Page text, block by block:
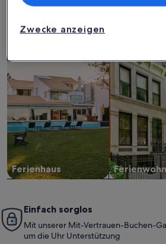
Finde Unterkünfte ganz
Geschmack
Ferienhaus
Einfach sorglos
Mit unserer Mit-Vertrauen-Buchen-
um die Uhr Unterstützung
Zwecke anzeigen